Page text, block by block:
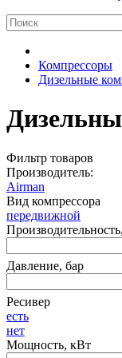
Компрессоры
Дизельные
Фильтр товаров
Производитель:
Airman
Вид компрессора
передвижной
Давление, бар
Ресивер
есть
нет
Мощность, кВт